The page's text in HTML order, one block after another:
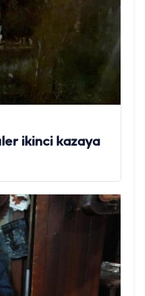
ikinci kazaya